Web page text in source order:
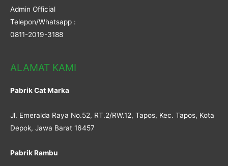
Admin Official
Telepon/Whatsapp :
0811-2019-3188
ALAMAT KAMI
Pabrik Cat Marka
Jl. Emeralda Raya No.52, RT.2/RW.12, Tapos, Kec. Tapos, Kota
Depok, Jawa Barat 16457
Pabrik Rambu